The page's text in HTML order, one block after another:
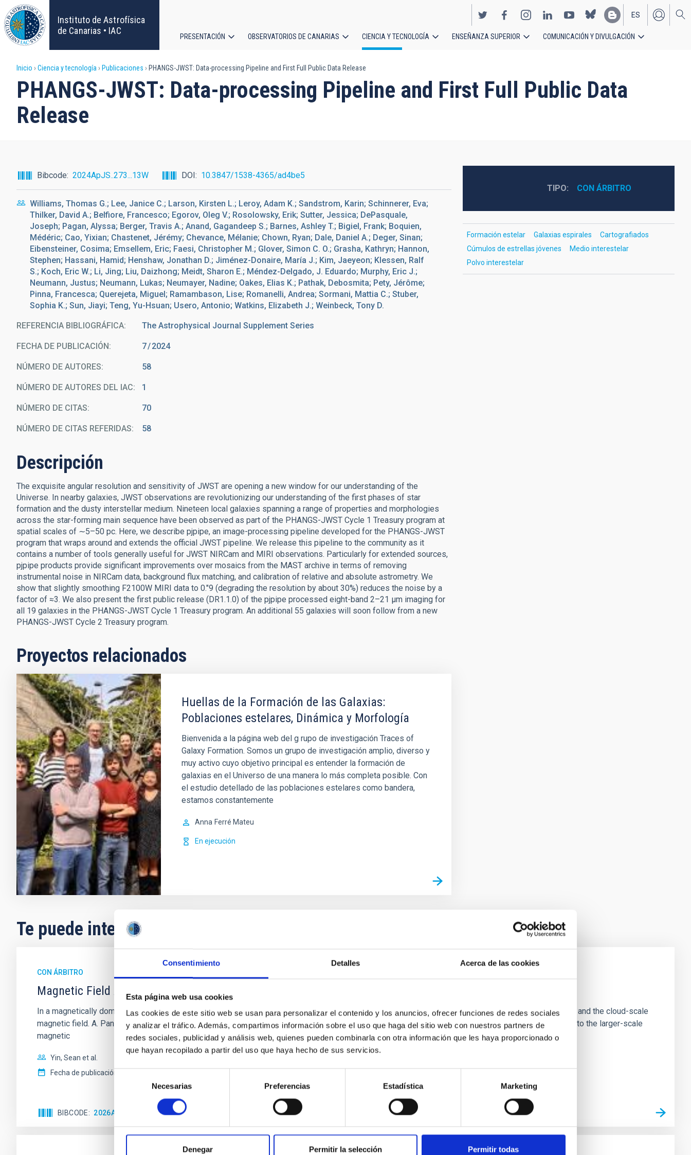
Consentimiento Detalles Acerca de las cookies
Esta página web usa cookies
Las cookies de este sitio web se usan para personalizar el contenido y los anuncios, ofrecer funciones de redes sociales
y analizar el tráfico. Además, compartimos información sobre el uso que haga del sitio web con nuestros partners de
redes sociales, publicidad y análisis web, quienes pueden combinarla con otra información que les haya proporcionado o
que hayan recopilado a partir del uso que haya hecho de sus servicios.
Selección
consentimiento
Necesarias Preferencias Estadística Marketing
Denegar Permitir la selección Permitir todas
Pasar
al
contenido
principal
Instituto de Astrofísica
de Canarias • IAC
EN
ES
principal
PRESENTACIÓN OBSERVATORIOS DE CANARIAS CIENCIA Y TECNOLOGÍA ENSEÑANZA SUPERIOR COMUNICACIÓN Y DIVULGACIÓN
Sobrescribir
enlaces
de
a
la
navegación
Inicio Ciencia y tecnología Publicaciones PHANGS-JWST: Data-processing Pipeline and First Full Public Data Release
PHANGS-JWST: Data-processing Pipeline and First Full Public Data
Release
Bibcode 2024ApJS..273...13W DOI 10.3847/1538-4365/ad4be5
Williams, Thomas G.; Lee, Janice C.; Larson, Kirsten L.; Leroy, Adam K.; Sandstrom, Karin; Schinnerer, Eva;
Thilker, David A.; Belfiore, Francesco; Egorov, Oleg V.; Rosolowsky, Erik; Sutter, Jessica; DePasquale,
Joseph; Pagan, Alyssa; Berger, Travis A.; Anand, Gagandeep S.; Barnes, Ashley T.; Bigiel, Frank; Boquien,
Médéric; Cao, Yixian; Chastenet, Jérémy; Chevance, Mélanie; Chown, Ryan; Dale, Daniel A.; Deger, Sinan;
Eibensteiner, Cosima; Emsellem, Eric; Faesi, Christopher M.; Glover, Simon C. O.; Grasha, Kathryn; Hannon,
Stephen; Hassani, Hamid; Henshaw, Jonathan D.; Jiménez-Donaire, María J.; Kim, Jaeyeon; Klessen, Ralf
S.; Koch, Eric W.; Li, Jing; Liu, Daizhong; Meidt, Sharon E.; Méndez-Delgado, J. Eduardo; Murphy, Eric J.;
Neumann, Justus; Neumann, Lukas; Neumayer, Nadine; Oakes, Elias K.; Pathak, Debosmita; Pety, Jérôme;
Pinna, Francesca; Querejeta, Miguel; Ramambason, Lise; Romanelli, Andrea; Sormani, Mattia C.; Stuber,
Sophia K.; Sun, Jiayi; Teng, Yu-Hsuan; Usero, Antonio; Watkins, Elizabeth J.; Weinbeck, Tony D.
REFERENCIA BIBLIOGRÁFICA The Astrophysical Journal Supplement Series
FECHA DE PUBLICACIÓN: 7 2024
NÚMERO DE AUTORES 58
NÚMERO DE AUTORES DEL IAC 1
NÚMERO DE CITAS 70
NÚMERO DE CITAS REFERIDAS 58
Descripción
The exquisite angular resolution and sensitivity of JWST are opening a new window for our understanding of the
Universe. In nearby galaxies, JWST observations are revolutionizing our understanding of the first phases of star
formation and the dusty interstellar medium. Nineteen local galaxies spanning a range of properties and morphologies
across the star-forming main sequence have been observed as part of the PHANGS-JWST Cycle 1 Treasury program at
spatial scales of ∼5–50 pc. Here, we describe pjpipe, an image-processing pipeline developed for the PHANGS-JWST
program that wraps around and extends the official JWST pipeline. We release this pipeline to the community as it
contains a number of tools generally useful for JWST NIRCam and MIRI observations. Particularly for extended sources,
pjpipe products provide significant improvements over mosaics from the MAST archive in terms of removing
instrumental noise in NIRCam data, background flux matching, and calibration of relative and absolute astrometry. We
show that slightly smoothing F2100W MIRI data to 0.″9 (degrading the resolution by about 30%) reduces the noise by a
factor of ≈3. We also present the first public release (DR1.1.0) of the pjpipe processed eight-band 2–21 μm imaging for
all 19 galaxies in the PHANGS-JWST Cycle 1 Treasury program. An additional 55 galaxies will soon follow from a new
PHANGS-JWST Cycle 2 Treasury program.
Proyectos relacionados
Huellas de la Formación de las Galaxias:
Poblaciones estelares, Dinámica y Morfología
Bienvenida a la página web del g rupo de investigación Traces of
Galaxy Formation. Somos un grupo de investigación amplio, diverso y
muy activo cuyo objetivo principal es entender la formación de
galaxias en el Universo de una manera lo más completa posible. Con
el estudio detellado de las poblaciones estelares como bandera,
estamos constantemente
Anna Ferré Mateu
En ejecución
TIPO CON ÁRBITRO
Formación estelar Galaxias espirales
Cartografiados
Cúmulos de estrellas jóvenes
Medio interestelar
Polvo interestelar
Te puede interesar
CON ÁRBITRO
Magnetic Field Alignment with Dense Cores in the Transition between Cloud and Core Scales
In a magnetically dominated model of star formation, we expect to see alignments between the magnetic field orientation of star-forming dense cores and the cloud-scale
magnetic field. A. Pandhi et al. showed instead, however, that the orientation of cores and their angular momentum vectors appear random with respect to the larger-scale
magnetic
Yin, Sean et al.
Fecha de publicación:
BIBCODE 2026APJ..1003...83Y NÚMERO DE CITAS